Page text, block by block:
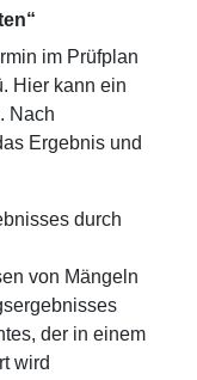
im Prüfplan
Hier kann ein
Nach
Ergebnis und
durch
von Mängeln
der in einem
wird